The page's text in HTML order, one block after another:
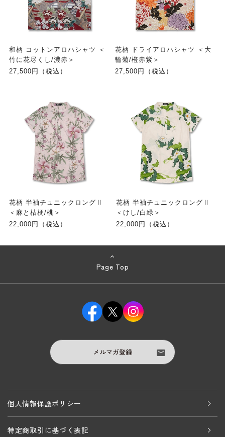
和柄 コットンアロハシャツ ＜
竹に花尽くし/濃赤＞
27,500円（税込）
花柄 ドライアロハシャツ ＜大
輪菊/橙赤紫＞
27,500円（税込）
花柄 半袖チュニックロングⅡ
＜麻と桔梗/桃＞
22,000円（税込）
花柄 半袖チュニックロングⅡ
＜けし/白緑＞
22,000円（税込）
Page Top
メルマガ登録
個人情報保護ポリシー
特定商取引に基づく表記